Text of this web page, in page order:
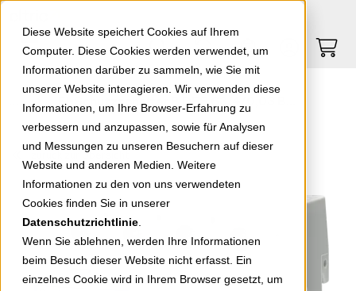
Diese Website speichert Cookies auf Ihrem
Computer. Diese Cookies werden verwendet, um
Informationen darüber zu sammeln, wie Sie mit
unserer Website interagieren. Wir verwenden diese
Informationen, um Ihre Browser-Erfahrung zu
verbessern und anzupassen, sowie für Analysen
und Messungen zu unseren Besuchern auf dieser
Website und anderen Medien. Weitere
Informationen zu den von uns verwendeten
Cookies finden Sie in unserer
Datenschutzrichtlinie
Wenn Sie ablehnen, werden Ihre Informationen
beim Besuch dieser Website nicht erfasst. Ein
einzelnes Cookie wird in Ihrem Browser gesetzt, um
Springe zu Hauptinhalt Springe zum Footer
0
zurück zur Übersicht